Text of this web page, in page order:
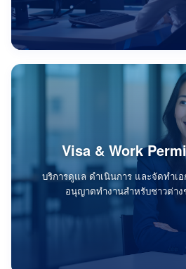
Visa & Work
บริการดูแล ดำเนินการ และจัดทำเ
อนุญาตทำงานสำหรับชาวต่า